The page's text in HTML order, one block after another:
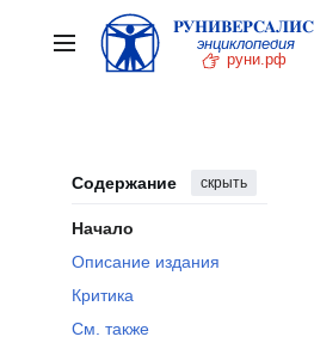
содержаниюГлавное меню
Содержание скрыть
Начало
Описание издания
Критика
См. также